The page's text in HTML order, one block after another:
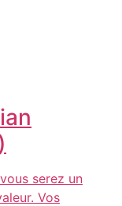
serez un
Vos